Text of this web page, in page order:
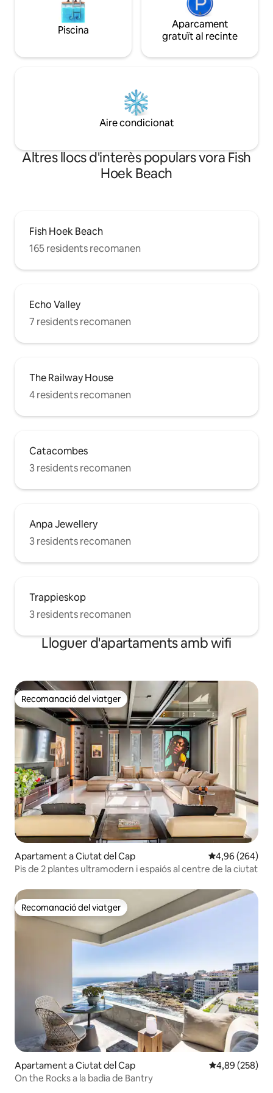
Piscina
Aparcament
gratuït al recinte
Aire condicionat
Altres llocs d'interès populars vora Fish
Hoek Beach
Fish Hoek Beach
165 residents recomanen
Echo Valley
7 residents recomanen
The Railway House
4 residents recomanen
Catacombes
3 residents recomanen
Anpa Jewellery
3 residents recomanen
Trappieskop
3 residents recomanen
Lloguer d'apartaments amb wifi
Recomanació del viatger
Recomanació del viatger
Apartament a Ciutat del Cap 4,96 de
4,96 (264)
Pis de 2 plantes ultramodern i espaiós al centre de la ciutat
Recomanació del viatger
Recomanació del viatger
Apartament a Ciutat del Cap 4,89 de
4,89 (258)
On the Rocks a la badia de Bantry